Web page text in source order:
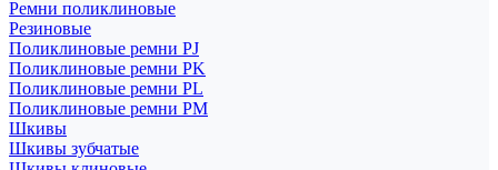
Ремни поликлиновые
Резиновые
Поликлиновые ремни PJ
Поликлиновые ремни PK
Поликлиновые ремни PL
Поликлиновые ремни PM
Шкивы
Шкивы зубчатые